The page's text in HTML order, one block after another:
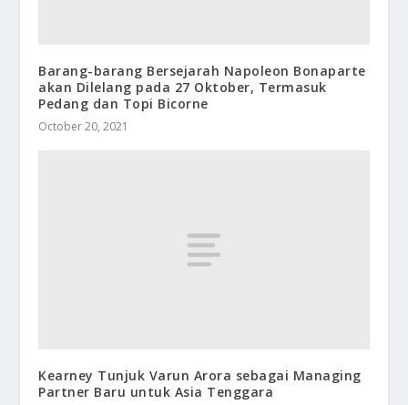
Barang-barang Bersejarah Napoleon Bonaparte
akan Dilelang pada 27 Oktober, Termasuk
Pedang dan Topi Bicorne
October 20, 2021
Kearney Tunjuk Varun Arora sebagai Managing
Partner Baru untuk Asia Tenggara